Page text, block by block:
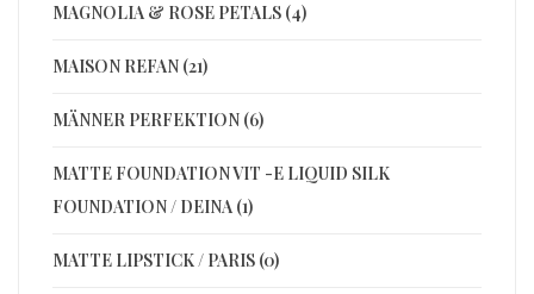
MAGNOLIA & ROSE PETALS (4)
MAISON REFAN (21)
MÄNNER PERFEKTION (6)
MATTE FOUNDATION VIT -E LIQUID SILK
FOUNDATION / DEINA (1)
MATTE LIPSTICK / PARIS (0)